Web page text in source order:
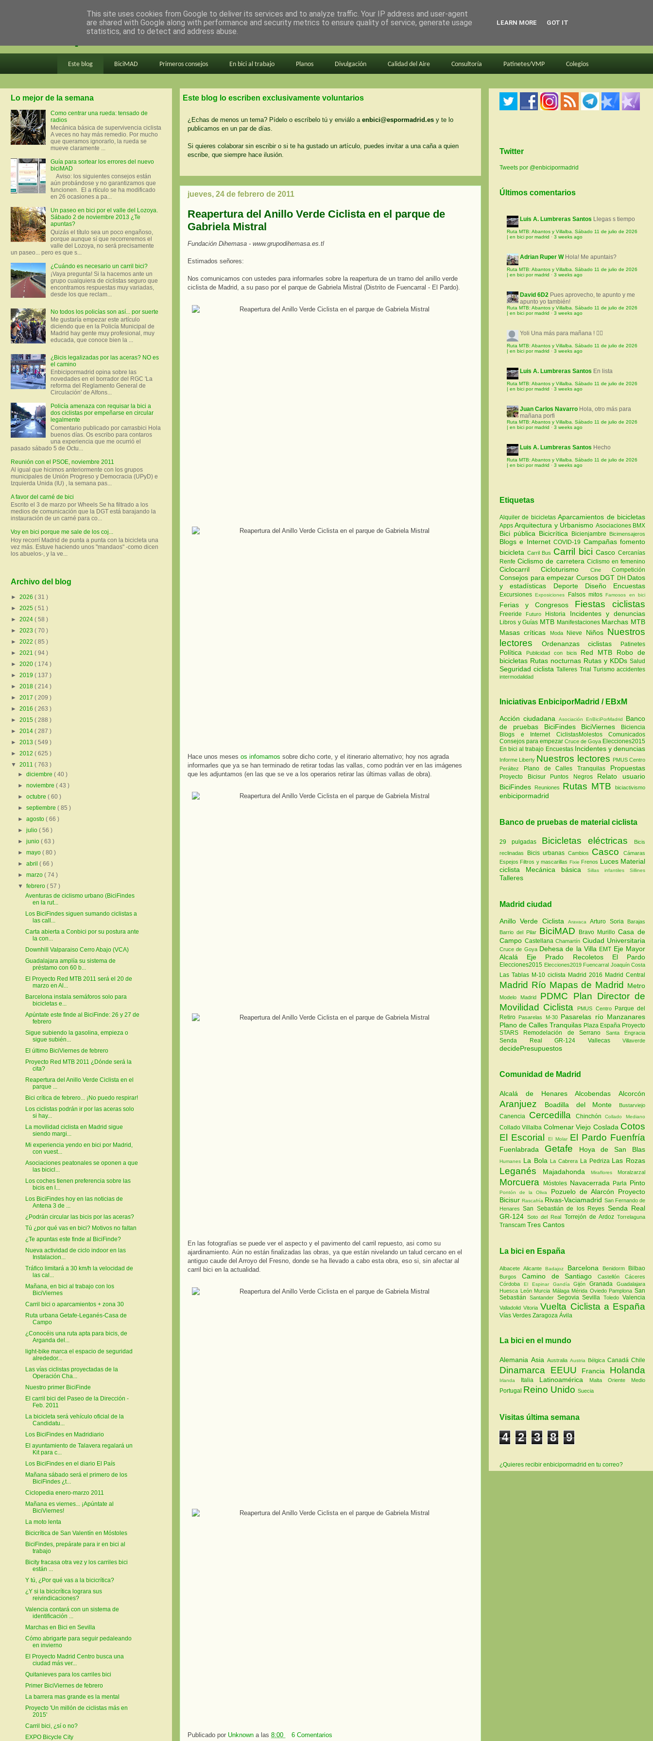
en bici por madrid
Este blog BiciMAD Primeros consejos En bici al trabajo Planos Divulgación Calidad del Aire Consultoría Patinetes/VMP Colegios
Este blog lo escriben exclusivamente voluntarios
¿Echas de menos un tema? Pídelo o escríbelo tú y enviálo a enbici@espormadrid.es y te lo
publicamos en un par de días.
Si quieres colaborar sin escribir o si te ha gustado un artículo, puedes invitar a una caña a quien
escribe, que siempre hace ilusión.
jueves, 24 de febrero de 2011
Reapertura del Anillo Verde Ciclista en el parque de
Gabriela Mistral
Fundación Dihemasa - www.grupodihemasa.es.tl
Estimados señores:
Nos comunicamos con ustedes para informarles sobre la reapertura de un tramo del anillo verde
ciclista de Madrid, a su paso por el parque de Gabriela Mistral (Distrito de Fuencarral - El Pardo).
Hace unos meses os infomamos sobre dicho corte, y el itinerario alternativo; hoy nos agrada
informarles que ya se han terminado de retirar todas las vallas, como podrán ver en las imágenes
que les adjuntamos (en las que se ve a los operarios retirar las últimas vallas de obra).
En las fotografías se puede ver el aspecto y el pavimento del carril repuesto, asi como su
ajardinamiento. Aún no están finalizadas las obras, ya que están nivelando un talud cercano en el
antiguo caude del Arroyo del Fresno, donde se ha llevado a cabo esta obra, eso si, sin afectar al
carril bici en la actualidad.
Publicado por Unknown a las 8:00 6 Comentarios
Lo mejor de la semana
Como centrar una rueda: tensado de
radios
Mecánica básica de supervivencia ciclista
A veces no hay más remedio. Por mucho
que queramos ignorarlo, la rueda se
mueve claramente ...
Guía para sortear los errores del nuevo
biciMAD
Aviso: los siguientes consejos están
aún probándose y no garantizamos que
funcionen. El a rtículo se ha modificado
en 26 ocasiones a pa...
Un paseo en bici por el valle del Lozoya.
Sábado 2 de noviembre 2013 ¿Te
apuntas?
Quizás el título sea un poco engañoso,
porque aunque sí que recorreremos el
valle del Lozoya, no será precisamente
un paseo... pero es que s...
¿Cuándo es necesario un carril bici?
¡Vaya pregunta! Si la hacemos ante un
grupo cualquiera de ciclistas seguro que
encontramos respuestas muy variadas,
desde los que reclam...
No todos los policías son así... por suerte
Me gustaría empezar este artículo
diciendo que en la Policía Municipal de
Madrid hay gente muy profesional, muy
educada, que conoce bien la ...
¿Bicis legalizadas por las aceras? NO es
el camino
Enbicipormadrid opina sobre las
novedades en el borrador del RGC 'La
reforma del Reglamento General de
Circulación' de Alfons...
Policía amenaza con requisar la bici a
dos ciclistas por empeñarse en circular
legalmente
Comentario publicado por carrasbici Hola
buenos días. Os escribo para contaros
una experiencia que me ocurrió el
pasado sábado 5 de Octu...
Reunión con el PSOE, noviembre 2011
Al igual que hicimos anteriormente con los grupos
municipales de Unión Progreso y Democracia (UPyD) e
Izquierda Unida (IU) , la semana pas...
A favor del carné de bici
Escrito el 3 de marzo por Wheels Se ha filtrado a los
medios de comunicación que la DGT está barajando la
instauración de un carné para co...
Voy en bici porque me sale de los coj...
Hoy recorrí Madrid de punta a punta con la bicicleta una
vez más. Estuve haciendo unos "mandaos" -como dicen
los abuelos-, y la ve...
Archivo del blog
► 2026 ( 31 )
► 2025 ( 51 )
► 2024 ( 58 )
► 2023 ( 70 )
► 2022 ( 85 )
► 2021 ( 94 )
► 2020 ( 174 )
► 2019 ( 137 )
► 2018 ( 214 )
► 2017 ( 209 )
► 2016 ( 263 )
► 2015 ( 288 )
► 2014 ( 287 )
► 2013 ( 549 )
► 2012 ( 625 )
▼ 2011 ( 763 )
►diciembre( 40 )
►noviembre( 43 )
►octubre( 60 )
►septiembre( 85 )
►agosto( 66 )
►julio( 56 )
►junio( 63 )
►mayo( 80 )
►abril( 66 )
►marzo( 74 )
▼febrero( 57 )
Aventuras de ciclismo urbano (BiciFindes
en la rut...
Los BiciFindes siguen sumando ciclistas a
las call...
Carta abierta a Conbici por su postura ante
la con...
Downhill Valparaiso Cerro Abajo (VCA)
Guadalajara amplía su sistema de
préstamo con 60 b...
El Proyecto Red MTB 2011 será el 20 de
marzo en Al...
Barcelona instala semáforos solo para
bicicletas e...
Apúntate este finde al BiciFinde: 26 y 27 de
febrero
Sigue subiendo la gasolina, empieza o
sigue subién...
El último BiciViernes de febrero
Proyecto Red MTB 2011 ¿Dónde será la
cita?
Reapertura del Anillo Verde Ciclista en el
parque ...
Bici crítica de febrero... ¡No puedo respirar!
Los ciclistas podrán ir por las aceras solo
si hay...
La movilidad ciclista en Madrid sigue
siendo margi...
Mi experiencia yendo en bici por Madrid,
con vuest...
Asociaciones peatonales se oponen a que
las bicicl...
Los coches tienen preferencia sobre las
bicis en l...
Los BiciFindes hoy en las noticias de
Antena 3 de ...
¿Podrán circular las bicis por las aceras?
Tú ¿por qué vas en bici? Motivos no faltan
¿Te apuntas este finde al BiciFinde?
Nueva actividad de ciclo indoor en las
Instalacion...
Tráfico limitará a 30 km/h la velocidad de
las cal...
Mañana, en bici al trabajo con los
BiciViernes
Carril bici o aparcamientos + zona 30
Ruta urbana Getafe-Leganés-Casa de
Campo
¿Conocéis una ruta apta para bicis, de
Arganda del...
light-bike marca el espacio de seguridad
alrededor...
Las vías ciclistas proyectadas de la
Operación Cha...
Nuestro primer BiciFinde
El carril bici del Paseo de la Dirección -
Feb. 2011
La bicicleta será vehículo oficial de la
Candidatu...
Los BiciFindes en Madridiario
El ayuntamiento de Talavera regalará un
Kit para c...
Los BiciFindes en el diario El País
Mañana sábado será el primero de los
BiciFindes ¿t...
Ciclopedia enero-marzo 2011
Mañana es viernes... ¡Apúntate al
BiciViernes!
La moto lenta
Bicicrítica de San Valentín en Móstoles
BiciFindes, prepárate para ir en bici al
trabajo
Bicity fracasa otra vez y los carriles bici
están ...
Y tú, ¿Por qué vas a la bicicrítica?
¿Y si la bicicrítica lograra sus
reivindicaciones?
Valencia contará con un sistema de
identificación ...
Marchas en Bici en Sevilla
Cómo abrigarte para seguir pedaleando
en invierno
El Proyecto Madrid Centro busca una
ciudad más ver...
Quitanieves para los carriles bici
Primer BiciViernes de febrero
La barrera mas grande es la mental
Proyecto 'Un millón de ciclistas más en
2015'
Carril bici, ¿sí o no?
EXPO Bicycle City
Twitter
Tweets por @enbicipormadrid
Últimos comentarios
Luis A. Lumbreras Santos Llegas s tiempo
Ruta MTB: Abantos y Villalba. Sábado 11 de julio de 2026
| en bici por madrid · 3 weeks ago
Adrian Ruper W Hola! Me apuntais?
Ruta MTB: Abantos y Villalba. Sábado 11 de julio de 2026
| en bici por madrid · 3 weeks ago
David 6D2 Pues aprovecho, te apunto y me
apunto yo también!
Ruta MTB: Abantos y Villalba. Sábado 11 de julio de 2026
| en bici por madrid · 3 weeks ago
Yoli Una más para mañana ! 🚵‍♀️
Ruta MTB: Abantos y Villalba. Sábado 11 de julio de 2026
| en bici por madrid · 3 weeks ago
Luis A. Lumbreras Santos En lista
Ruta MTB: Abantos y Villalba. Sábado 11 de julio de 2026
| en bici por madrid · 3 weeks ago
Juan Carlos Navarro Hola, otro más para
mañana porfi
Ruta MTB: Abantos y Villalba. Sábado 11 de julio de 2026
| en bici por madrid · 3 weeks ago
Luis A. Lumbreras Santos Hecho
Ruta MTB: Abantos y Villalba. Sábado 11 de julio de 2026
| en bici por madrid · 3 weeks ago
Etiquetas
Alquiler de bicicletasAparcamientos de bicicletas
AppsArquitectura y Urbanismo Asociaciones BMX
Bici pública Bicicrítica Bicienjambre Bicimensajeros
Blogs e InternetCOVID-19 Campañas fomento
bicicleta Carril Bus Carril biciCascoCercanías
RenfeCiclismo de carretera Ciclismo en femenino
CiclocarrilCicloturismo CineCompetición
Consejos para empezar Cursos DGT DH Datos
y estadísticas Deporte Diseño Encuestas
ExcursionesExposiciones Falsos mitosFamosos en bici
Ferias y Congresos Fiestas ciclistas
Freeride Futuro Historia Incidentes y denuncias
Libros y Guías MTB Manifestaciones Marchas MTB
Masas críticas
Moda Nieve Niños Nuestros
lectores
Ordenanzas ciclistas Patinetes
Política Publicidad con bicis Red MTB Robo de
bicicletas Rutas nocturnas Rutas y KDDs Salud
Seguridad ciclistaTalleres Trial Turismoaccidentes
intermodalidad
Iniciativas EnbiciporMadrid / EBxM
Acción ciudadana Asociación EnBiciPorMadrid
Banco
de pruebas
BiciFindes BiciViernes
Biciencia
Blogs e Internet
CiclistasMolestos
Comunicados
Consejos para empezar Cruce de Goya Elecciones2015
En bici al trabajo Encuestas Incidentes y denuncias
Informe Liberty Nuestros lectores
PMUS Centro
Peráltez
Plano de Calles Tranquilas Propuestas
Proyecto Bicisur Puntos Negros
Relato usuario
BiciFindes
Reuniones Rutas MTB biciactivismo
enbicipormadrid
Banco de pruebas de material ciclista
29 pulgadas Bicicletas eléctricas
Bicis
reclinadas
Bicis urbanas Cambios Casco
Cámaras
Espejos Filtros y mascarillas Fixie Frenos Luces Material
ciclista
Mecánica básica Sillas infantiles Sillines
Talleres
Madrid ciudad
Anillo Verde Ciclista AravacaArturo Soria
Barajas
Barrio del Pilar BiciMAD Bravo MurilloCasa de
Campo Castellana Chamartín Ciudad Universitaria
Cruce de Goya Dehesa de la Villa EMT Eje Mayor
Alcalá Eje Prado Recoletos El Pardo
Elecciones2015 Elecciones2019 Fuencarral Joaquín Costa
Las Tablas M-10 ciclista Madrid 2016 Madrid Central
Madrid Río Mapas de Madrid Metro
Modelo Madrid PDMC Plan Director de
Movilidad Ciclista
PMUS Centro Parque del
Retiro Pasarelas M-30 Pasarelas río Manzanares
Plano de Calles Tranquilas Plaza España Proyecto
STARS Remodelación de Serrano Santa Engracia
Senda Real GR-124 Vallecas Villaverde
decidePresupuestos
Comunidad de Madrid
Alcalá de HenaresAlcobendas Alcorcón
Aranjuez Boadilla del Monte Bustarviejo
Canencia Cercedilla ChinchónCollado Mediano
Collado Villalba Colmenar Viejo Coslada Cotos
El EscorialEl Molar El Pardo Fuenfría
Fuenlabrada Getafe Hoya de San Blas
Humanes La Bola La Cabrera La Pedriza Las Rozas
Leganés Majadahonda Miraflores Moralzarzal
Morcuera Móstoles Navacerrada Parla Pinto
Pontón de la Oliva Pozuelo de Alarcón Proyecto
BicisurRascafría Rivas-Vaciamadrid San Fernando de
HenaresSan Sebastián de los Reyes Senda Real
GR-124Soto del Real Torrejón de ArdozTorrelaguna
Transcam Tres Cantos
La bici en España
AlbaceteAlicanteBadajoz Barcelona Benidorm Bilbao
Burgos Camino de SantiagoCastellónCáceres
Córdoba El Espinar GandíaGijónGranadaGuadalajara
Huesca León Murcia Málaga Mérida Oviedo PamplonaSan
Sebastián Santander SegoviaSevillaToledoValencia
ValladolidVitoria Vuelta Ciclista a España
Vías Verdes Zaragoza Ávila
La bici en el mundo
Alemania Asia Australia Austria Bélgica Canadá Chile
Dinamarca EEUU Francia Holanda
Irlanda Italia Latinoamérica Malta Oriente Medio
Portugal Reino Unido Suecia
Visitas última semana
4 2 3 8 9
¿Quieres recibir enbicipormadrid en tu correo?
This site uses cookies from Google to deliver its services and to analyze traffic. Your IP address and user-agent
are shared with Google along with performance and security metrics to ensure quality of service, generate usage
statistics, and to detect and address abuse.
LEARN MORE GOT IT